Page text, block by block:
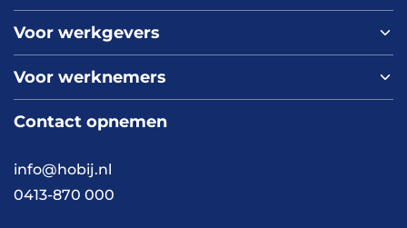
Home
Over ons
Werken bij HOBIJ
Contact
Voor werkgevers
Nieuws
Blog
Academy
Cases
Voor werknemers
Vacaturepagina
Werken en wonen
Kennis en inspiratie
Contact opnemen
info@hobij.nl
0413-870 000